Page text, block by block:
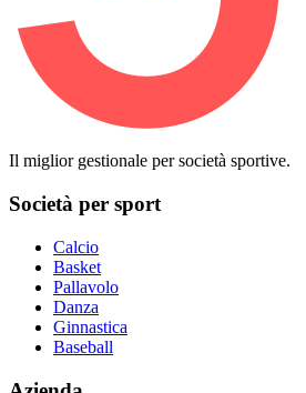
Il miglior gestionale per società sportive.
Società per sport
Calcio
Basket
Pallavolo
Danza
Ginnastica
Baseball